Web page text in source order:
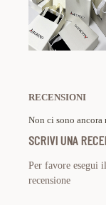
RECENSIONI
Non ci sono ancora
SCRIVI UNA
Per favore esegui il
recensione